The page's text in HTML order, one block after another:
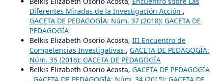
Diferentes Miradas de la Investigación Acción ,
GACETA DE PEDAGOGÍA: Núm. 37 (2018): GACETA DE
PEDAGOGÍA
Belkis Elizabeth Osorio Acosta, III Encuentro de
Competencias Investigativas , GACETA DE PEDAGOGÍA:
Núm. 35 (2016): GACETA DE PEDAGOGÍA
Belkis Elizabeth Osorio Acosta, GACETA DE PEDAGOGÍA